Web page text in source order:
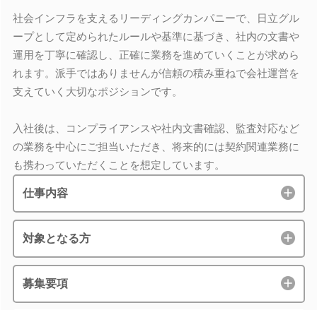
社会インフラを支えるリーディングカンパニーで、日立グル
ープとして定められたルールや基準に基づき、社内の文書や
運用を丁寧に確認し、正確に業務を進めていくことが求めら
れます。派手ではありませんが信頼の積み重ねで会社運営を
支えていく大切なポジションです。
入社後は、コンプライアンスや社内文書確認、監査対応など
の業務を中心にご担当いただき、将来的には契約関連業務に
も携わっていただくことを想定しています。
仕事内容
対象となる方
募集要項